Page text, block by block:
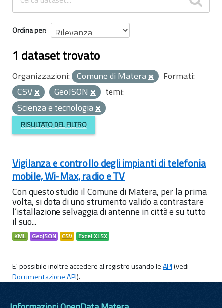
Ordina per
1 dataset trovato
Organizzazioni: Comune di Matera
Formati:
CSV
GeoJSON
temi:
Scienza e tecnologia
RISULTATO DEL FILTRO
Vigilanza e controllo degli impianti di telefonia
mobile, Wi-Max, radio e TV
Con questo studio il Comune di Matera, per la prima
volta, si dota di uno strumento valido a contrastare
l’istallazione selvaggia di antenne in città e su tutto
il suo...
KML GeoJSON CSV Excel XLSX
E' possibile inoltre accedere al registro usando leAPI(vedi
Documentazione API).